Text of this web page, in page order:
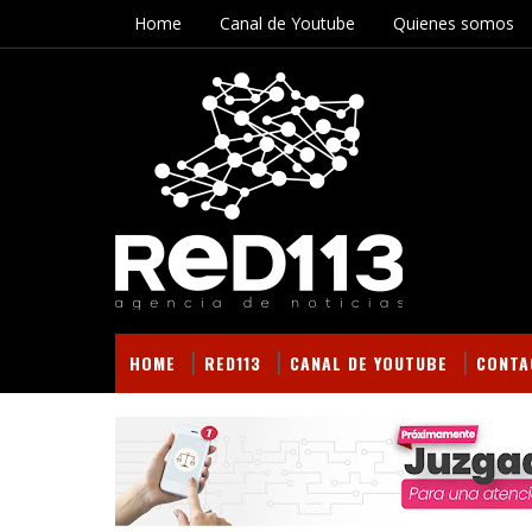
Home Canal de Youtube Quienes somos
HOME RED113 CANAL DE YOUTUBE